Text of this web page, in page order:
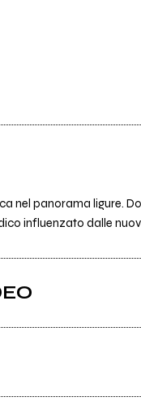
nel panorama ligure.
influenzato dalle